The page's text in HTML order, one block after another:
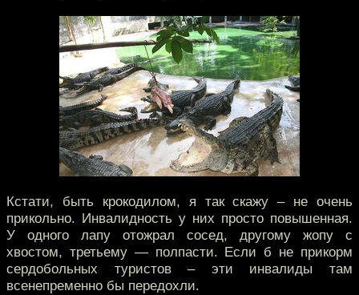
Кстати, быть крокодилом, я так скажу – не очень
прикольно. Инвалидность у них просто повышенная.
У одного лапу отожрал сосед, другому жопу с
хвостом, третьему — полпасти. Если б не прикорм
сердобольных туристов – эти инвалиды там
всенепременно бы передохли.